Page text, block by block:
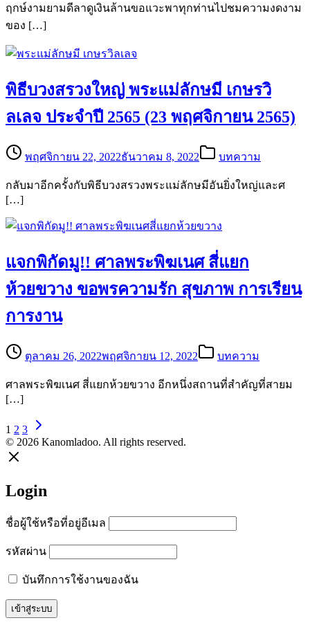
ฤกษ์งามยามดีลาดูเงินล้านขอแวะพาทุกท่านไปชมความงดงาม
ของ […]
พิธีบวงสรวงใหญ่ พระแม่ลักษมี เกษรวิ
ลเลจ ประจำปี 2565 (23 พฤศจิกายน 2565)
พฤศจิกายน 22, 2022ธันวาคม 8, 2022 บทความ
กลับมาอีกครั้งกับพิธีบวงสรวงพระแม่ลักษมีอันยิ่งใหญ่และศ
[…]
แจกพิกัดมู!! ศาลพระพิฆเนศ สี่แยก
ห้วยขวาง ขอพรความรัก สุขภาพ การเรียน
การงาน
ตุลาคม 26, 2022พฤศจิกายน 12, 2022 บทความ
ศาลพระพิฆเนศ สี่แยกห้วยขวาง อีกหนึ่งสถานที่สำคัญที่สายม
[…]
1 2 3
© 2026 Kanomladoo. All rights reserved.
Login
ชื่อผู้ใช้หรือที่อยู่อีเมล
รหัสผ่าน
บันทึกการใช้งานของฉัน